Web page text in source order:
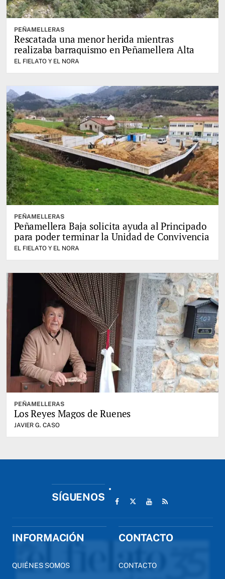
PEÑAMELLERAS
Rescatada una menor herida mientras
realizaba barraquismo en Peñamellera Alta
EL FIELATO Y EL NORA
PEÑAMELLERAS
Peñamellera Baja solicita ayuda al Principado
para poder terminar la Unidad de Convivencia
EL FIELATO Y EL NORA
PEÑAMELLERAS
Los Reyes Magos de Ruenes
JAVIER G. CASO
SÍGUENOS
INFORMACIÓN
QUIÉNES SOMOS
CONTACTO
CONTACTO